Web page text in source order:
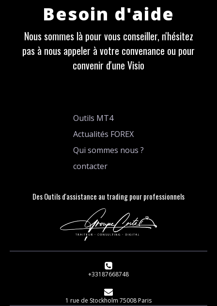
Besoin d'aide
Nous sommes là pour vous conseiller, n'hésitez
pas à nous appeler à votre convenance ou pour
convenir d'une Visio
Outils MT4
Actualités FOREX
Qui sommes nous ?
contacter
Des Outils d'assistance au trading pour professionnels
+33187668748
1 rue de Stockholm 75008 Paris